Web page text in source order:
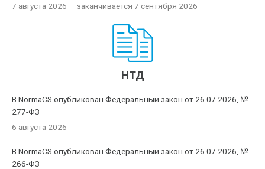
7 августа 2026 — заканчивается 7 сентября 2026
НТД
В NormaCS опубликован Федеральный закон от 26.07.2026, №
277-ФЗ
6 августа 2026
В NormaCS опубликован Федеральный закон от 26.07.2026, №
266-ФЗ